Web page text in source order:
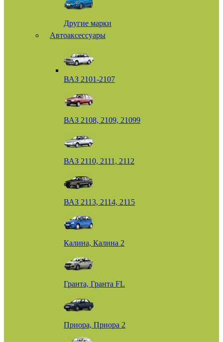
Другие марки
Автоаксессуары
ВАЗ 2101-2107
ВАЗ 2108, 2109, 21099
ВАЗ 2110, 2111, 2112
ВАЗ 2113, 2114, 2115
Калина, Калина 2
Гранта, Гранта FL
Приора, Приора 2